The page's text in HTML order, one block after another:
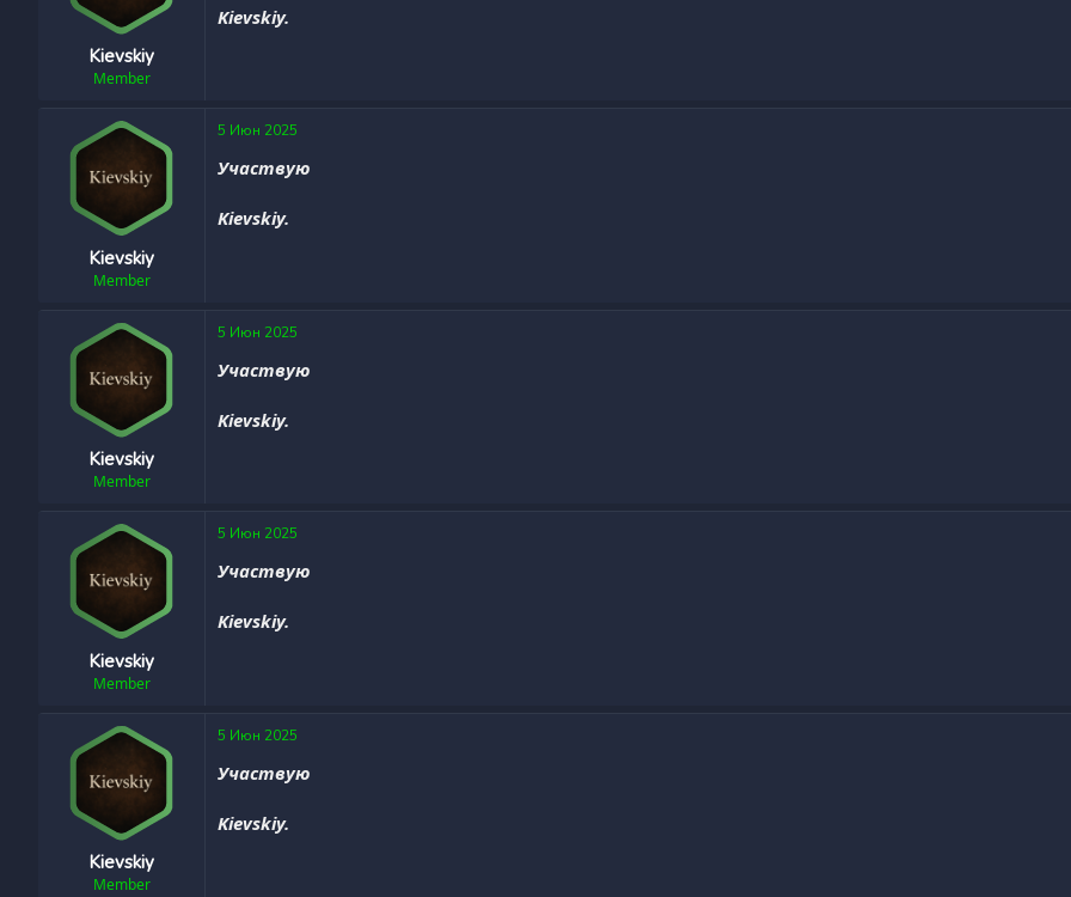
Kievskiy
Member
Kievskiy.
Kievskiy
Member
5 Июн 2025
Участвую
Kievskiy.
Kievskiy
Member
5 Июн 2025
Участвую
Kievskiy.
Kievskiy
Member
5 Июн 2025
Участвую
Kievskiy.
Kievskiy
Member
5 Июн 2025
Участвую
Kievskiy.